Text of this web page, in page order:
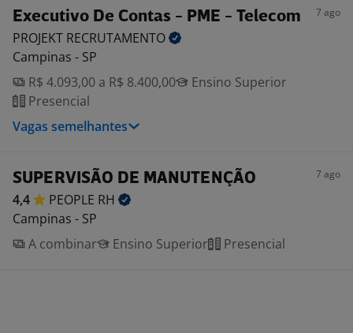
Executivo De Contas - PME - Telecom 7 ago
PROJEKT RECRUTAMENTO
Campinas - SP
R$ 4.093,00 a R$ 8.400,00
Ensino Superior
Presencial
Vagas semelhantes
SUPERVISÃO DE MANUTENÇÃO 7 ago
4,4 PEOPLE RH
Campinas - SP
A combinar
Ensino Superior Presencial